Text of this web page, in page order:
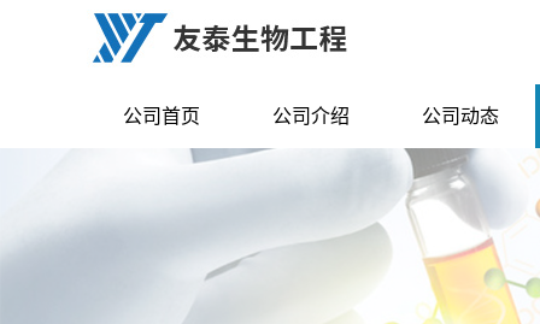
公司首页 公司介绍 公司动态